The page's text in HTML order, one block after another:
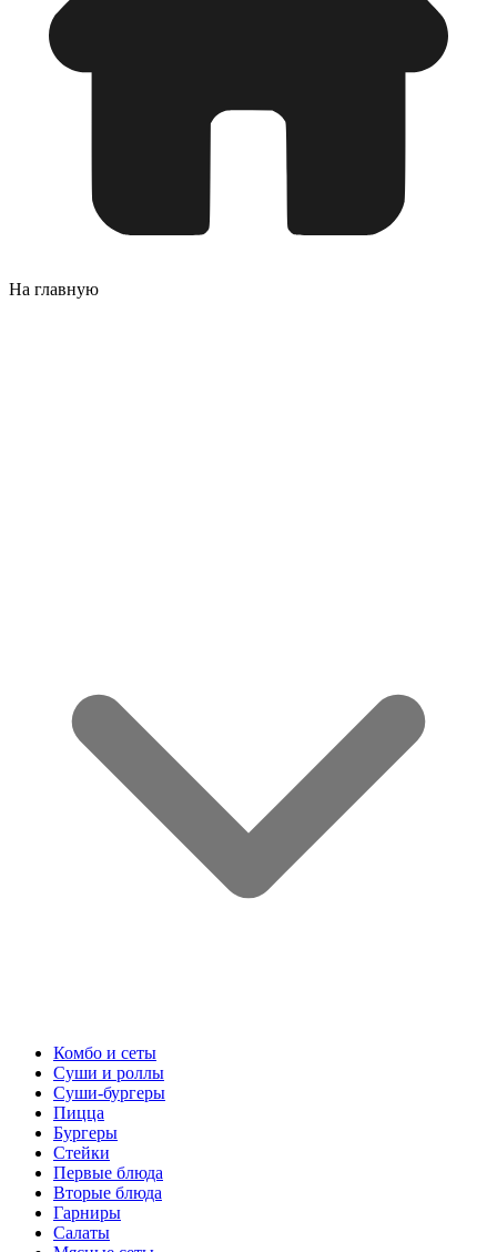
На главную
Комбо и сеты
Суши и роллы
Суши-бургеры
Пицца
Бургеры
Стейки
Первые блюда
Вторые блюда
Гарниры
Салаты